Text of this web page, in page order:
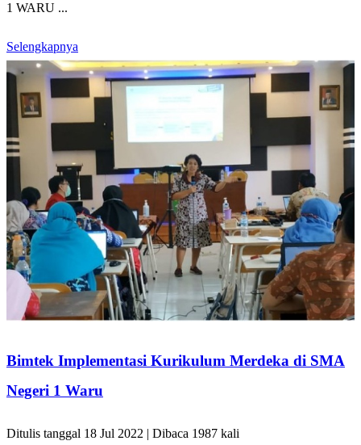
1 WARU ...
Selengkapnya
Bimtek Implementasi Kurikulum Merdeka di SMA
Negeri 1 Waru
Ditulis tanggal 18 Jul 2022 | Dibaca 1987 kali